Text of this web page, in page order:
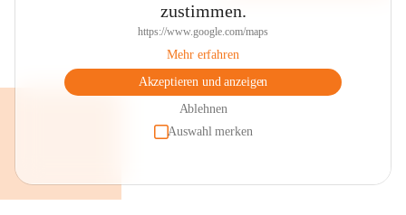
zustimmen.
https://www.google.com/maps
Mehr erfahren
Akzeptieren und anzeigen
Ablehnen
Auswahl merken